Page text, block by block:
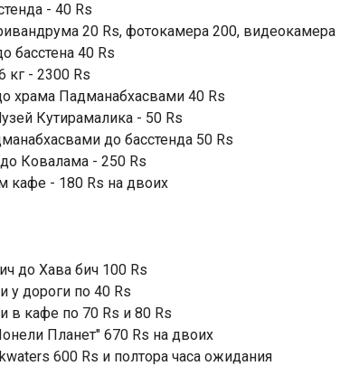
- 40 Rs
20 Rs, фотокамера 200, видеокамера
басстена 40 Rs
кг - 2300 Rs
храма Падманабхасвами 40 Rs
Кутирамалика - 50 Rs
до басстенда 50 Rs
Ковалама - 250 Rs
кафе - 180 Rs на двоих
до Хава бич 100 Rs
дороги по 40 Rs
кафе по 70 Rs и 80 Rs
Планет" 670 Rs на двоих
600 Rs и полтора часа ожидания